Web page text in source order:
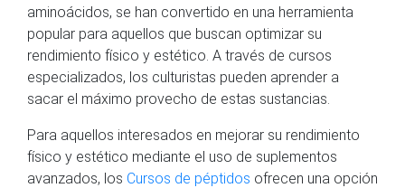
aminoácidos, se han convertido en una herramienta
popular para aquellos que buscan optimizar su
rendimiento físico y estético. A través de cursos
especializados, los culturistas pueden aprender a
sacar el máximo provecho de estas sustancias.
Para aquellos interesados en mejorar su rendimiento
físico y estético mediante el uso de suplementos
avanzados, los Cursos de péptidos ofrecen una opción